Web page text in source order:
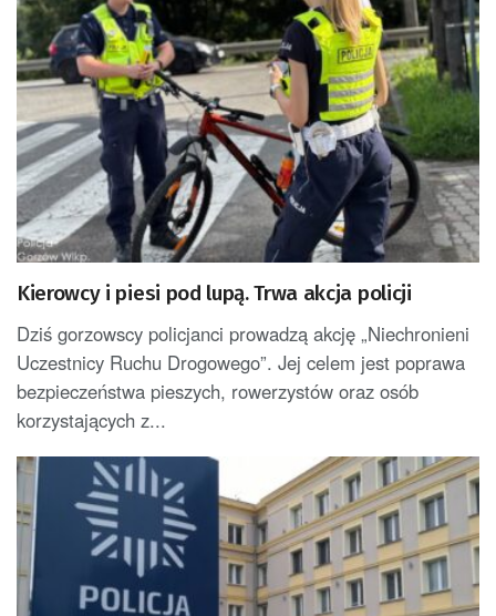
Kierowcy i piesi pod lupą. Trwa akcja policji
Dziś gorzowscy policjanci prowadzą akcję „Niechronieni
Uczestnicy Ruchu Drogowego”. Jej celem jest poprawa
bezpieczeństwa pieszych, rowerzystów oraz osób
korzystających z...